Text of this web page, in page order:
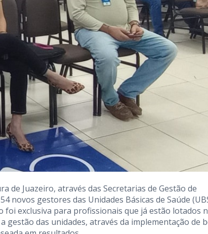
de Juazeiro, através das Secretarias de Gestão de
novos gestores das Unidades Básicas de Saúde
foi exclusiva para profissionais que já estão lotados
gestão das unidades, através da implementação de